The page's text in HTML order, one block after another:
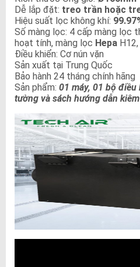
Dễ lắp đặt: treo trần hoặc
Hiệu suất lọc không khí:
Số màng lọc: 4 cấp màng lọc
hoạt tính, màng lọc Hepa
Điều khiển: Cơ nún vặn
Sản xuất tại Trung Quốc
Bảo hành 24 tháng chính hãng
Sản phẩm: 01 máy, 01 bộ điều
tường và sách hướng dẫn